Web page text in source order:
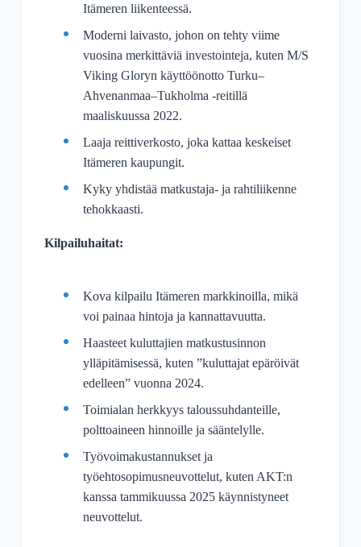
Itämeren liikenteessä.
Moderni laivasto, johon on tehty viime
vuosina merkittäviä investointeja, kuten M/S
Viking Gloryn käyttöönotto Turku–
Ahvenanmaa–Tukholma -reitillä
maaliskuussa 2022.
Laaja reittiverkosto, joka kattaa keskeiset
Itämeren kaupungit.
Kyky yhdistää matkustaja- ja rahtiliikenne
tehokkaasti.
Kilpailuhaitat:
Kova kilpailu Itämeren markkinoilla, mikä
voi painaa hintoja ja kannattavuutta.
Haasteet kuluttajien matkustusinnon
ylläpitämisessä, kuten ”kuluttajat epäröivät
edelleen” vuonna 2024.
Toimialan herkkyys taloussuhdanteille,
polttoaineen hinnoille ja sääntelylle.
Työvoimakustannukset ja
työehtosopimusneuvottelut, kuten AKT:n
kanssa tammikuussa 2025 käynnistyneet
neuvottelut.